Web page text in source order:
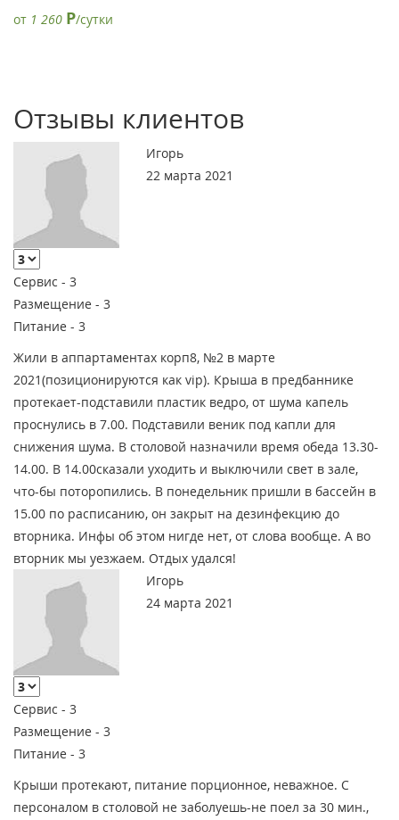
от 1 260 Р/сутки
Отзывы клиентов
Игорь
22 марта 2021
Сервис - 3
Размещение - 3
Питание - 3
Жили в аппартаментах корп8, №2 в марте
2021(позиционируются как vip). Крыша в предбаннике
протекает-подставили пластик ведро, от шума капель
проснулись в 7.00. Подставили веник под капли для
снижения шума. В столовой назначили время обеда 13.30-
14.00. В 14.00сказали уходить и выключили свет в зале,
что-бы поторопились. В понедельник пришли в бассейн в
15.00 по расписанию, он закрыт на дезинфекцию до
вторника. Инфы об этом нигде нет, от слова вообще. А во
вторник мы уезжаем. Отдых удался!
Игорь
24 марта 2021
Сервис - 3
Размещение - 3
Питание - 3
Крыши протекают, питание порционное, неважное. С
персоналом в столовой не заболуешь-не поел за 30 мин.,